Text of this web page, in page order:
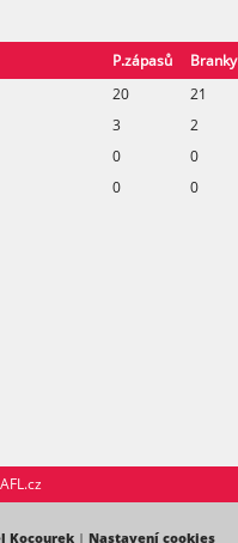
P.zápasů Branky
20 21
3 2
0 0
0 0
Kocourek | Nastavení cookies